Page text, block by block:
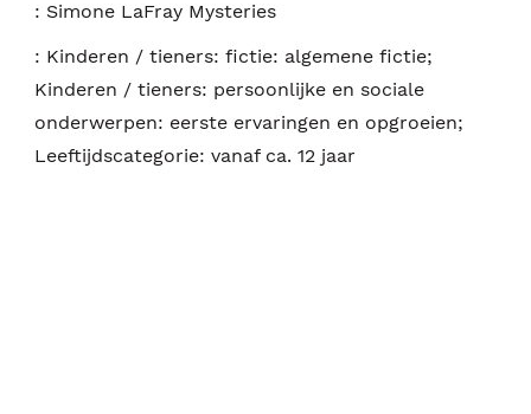
: Simone LaFray Mysteries
: Kinderen / tieners: fictie: algemene fictie;
Kinderen / tieners: persoonlijke en sociale
onderwerpen: eerste ervaringen en opgroeien;
Leeftijdscategorie: vanaf ca. 12 jaar